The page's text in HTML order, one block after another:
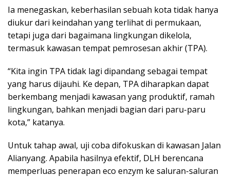
Ia menegaskan, keberhasilan sebuah kota tidak hanya
diukur dari keindahan yang terlihat di permukaan,
tetapi juga dari bagaimana lingkungan dikelola,
termasuk kawasan tempat pemrosesan akhir (TPA).
“Kita ingin TPA tidak lagi dipandang sebagai tempat
yang harus dijauhi. Ke depan, TPA diharapkan dapat
berkembang menjadi kawasan yang produktif, ramah
lingkungan, bahkan menjadi bagian dari paru-paru
kota,” katanya.
Untuk tahap awal, uji coba difokuskan di kawasan Jalan
Alianyang. Apabila hasilnya efektif, DLH berencana
memperluas penerapan eco enzym ke saluran-saluran